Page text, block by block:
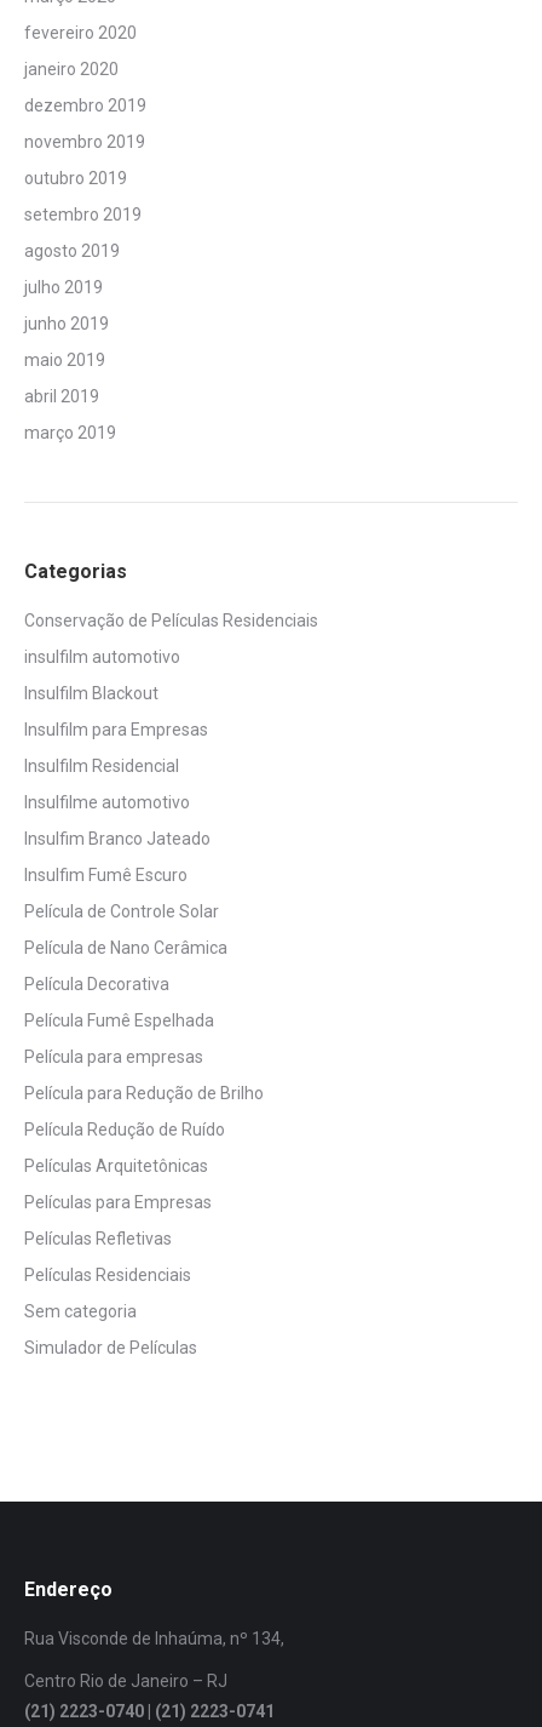
fevereiro 2020
janeiro 2020
dezembro 2019
novembro 2019
outubro 2019
setembro 2019
agosto 2019
julho 2019
junho 2019
maio 2019
abril 2019
março 2019
Categorias
Conservação de Películas Residenciais
insulfilm automotivo
Insulfilm Blackout
Insulfilm para Empresas
Insulfilm Residencial
Insulfilme automotivo
Insulfim Branco Jateado
Insulfim Fumê Escuro
Película de Controle Solar
Película de Nano Cerâmica
Película Decorativa
Película Fumê Espelhada
Película para empresas
Película para Redução de Brilho
Película Redução de Ruído
Películas Arquitetônicas
Películas para Empresas
Películas Refletivas
Películas Residenciais
Sem categoria
Simulador de Películas
Endereço
Rua Visconde de Inhaúma, nº 134,
Centro Rio de Janeiro – RJ
(21) 2223-0740 | (21) 2223-0741